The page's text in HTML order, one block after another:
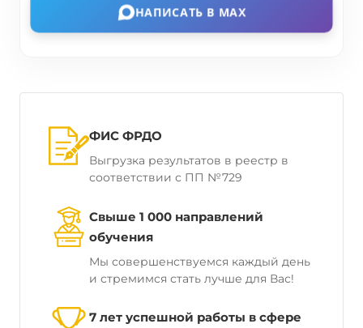
НАПИСАТЬ В MAX
ФИС ФРДО
Выгрузка результатов в реестр в
соответствии с ПП №729
Свыше 1 000 направлений
обучения
Мы совершенствуемся каждый день
и стремимся стать лучше для Вас!
7 лет успешной работы в сфере